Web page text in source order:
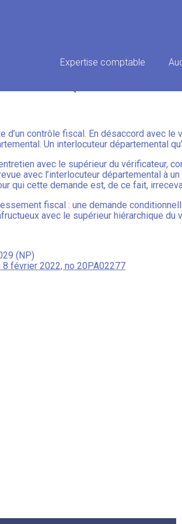
Expertise comptable
contrôle fiscal. En désaccord avec
Un interlocuteur départemental
avec le supérieur du vérificateur,
avec l’interlocuteur départemental à
qui cette demande est, de ce fait,
fiscal : une demande
avec le supérieur hiérarchique du
(NP)
février 2022, no 20PA02277